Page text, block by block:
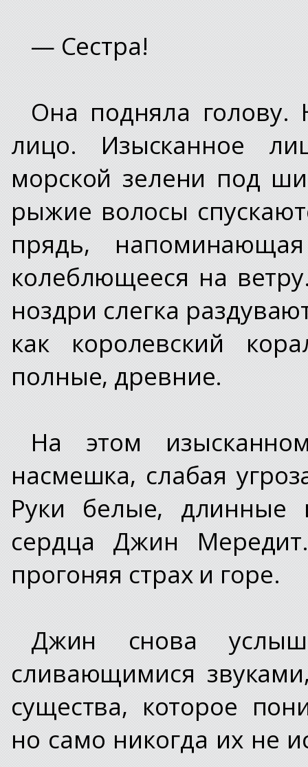
— Сестра!
Она подняла голову.
лицо. Изысканное
морской зелени под
рыжие волосы
прядь,
колеблющееся на
ноздри слегка
как королевский
полные, древние.
На этом
насмешка, слабая
Руки белые, длинные
сердца Джин
прогоняя страх и горе.
Джин снова
сливающимися
существа, которое
но само никогда их не